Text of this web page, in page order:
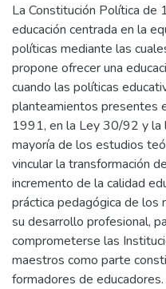
La Constitución Política de
educación centrada en la
políticas mediante las
propone ofrecer una
cuando las políticas
planteamientos presentes
1991, en la Ley 30/92 y
mayoría de los estudios
vincular la transformación
incremento de la calidad
práctica pedagógica de los
su desarrollo profesional,
comprometerse las
maestros como parte
formadores de educadores.